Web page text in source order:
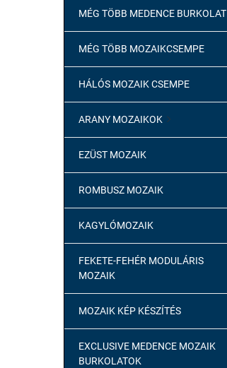
MÉG TÖBB MEDENCE BURKOLAT
MÉG TÖBB MOZAIKCSEMPE
HÁLÓS MOZAIK CSEMPE
ARANY MOZAIKOK 
EZÜST MOZAIK
ROMBUSZ MOZAIK
KAGYLÓMOZAIK
FEKETE-FEHÉR MODULÁRIS
MOZAIK
MOZAIK KÉP KÉSZÍTÉS
EXCLUSIVE MEDENCE MOZAIK
BURKOLATOK